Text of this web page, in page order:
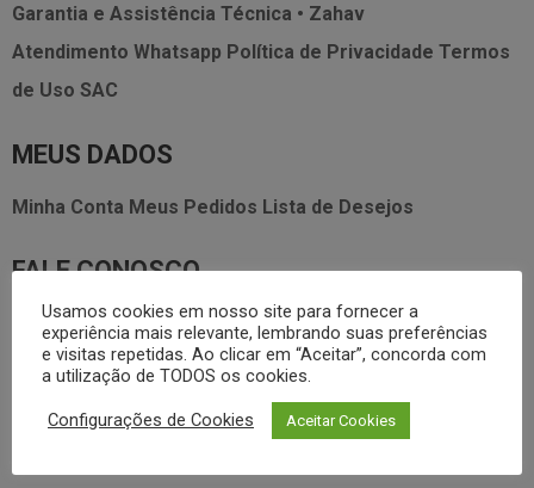
Garantia e Assistência Técnica • Zahav
Atendimento Whatsapp Política de Privacidade Termos
de Uso SAC
MEUS DADOS
Minha Conta Meus Pedidos Lista de Desejos
FALE CONOSCO
3338.2628
foodservice@dayhome.com.br
Atendimento Whatsapp
VISITE NOSSO SHOWRROM:
Usamos cookies em nosso site para fornecer a
experiência mais relevante, lembrando suas preferências
e visitas repetidas. Ao clicar em “Aceitar”, concorda com
a utilização de TODOS os cookies.
Configurações de Cookies Aceitar Cookies